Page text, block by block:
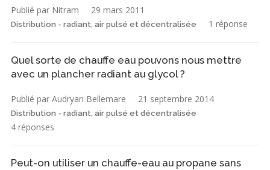
Publié par Nitram 29 mars 2011
Distribution - radiant, air pulsé et décentralisée 1 réponse
Quel sorte de chauffe eau pouvons nous mettre
avec un plancher radiant au glycol ?
Publié par Audryan Bellemare 21 septembre 2014
Distribution - radiant, air pulsé et décentralisée
4 réponses
Peut-on utiliser un chauffe-eau au propane sans